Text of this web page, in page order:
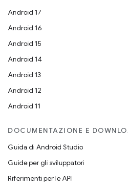
Android 17
Android 16
Android 15
Android 14
Android 13
Android 12
Android 11
DOCUMENTAZIONE E
Guida di Android Studio
Guide per gli sviluppatori
Riferimenti per le API